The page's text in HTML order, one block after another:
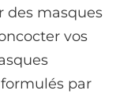
des masques
vos
par